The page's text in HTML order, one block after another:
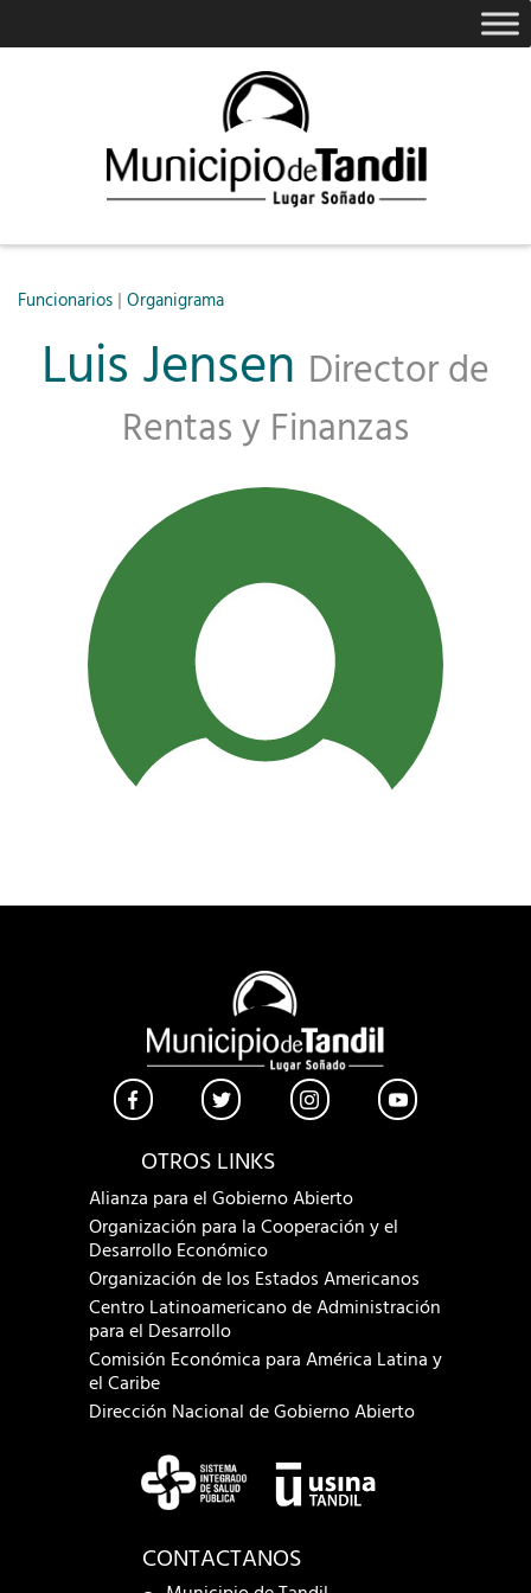
Funcionarios | Organigrama
Luis Jensen Director de
Rentas y Finanzas
OTROS LINKS
Alianza para el Gobierno Abierto
Organización para la Cooperación y el
Desarrollo Económico
Organización de los Estados Americanos
Centro Latinoamericano de Administración
para el Desarrollo
Comisión Económica para América Latina y
el Caribe
Dirección Nacional de Gobierno Abierto
CONTACTANOS